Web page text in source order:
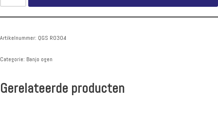
Artikelnummer: QGS RO304
Categorie: Banjo ogen
Gerelateerde producten